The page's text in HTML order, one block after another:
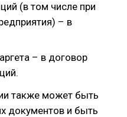
(в том числе при
– в
– в договор
также может быть
документов и быть